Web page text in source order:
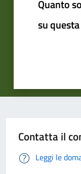
Quanto
su
Contatta il
Leggi le